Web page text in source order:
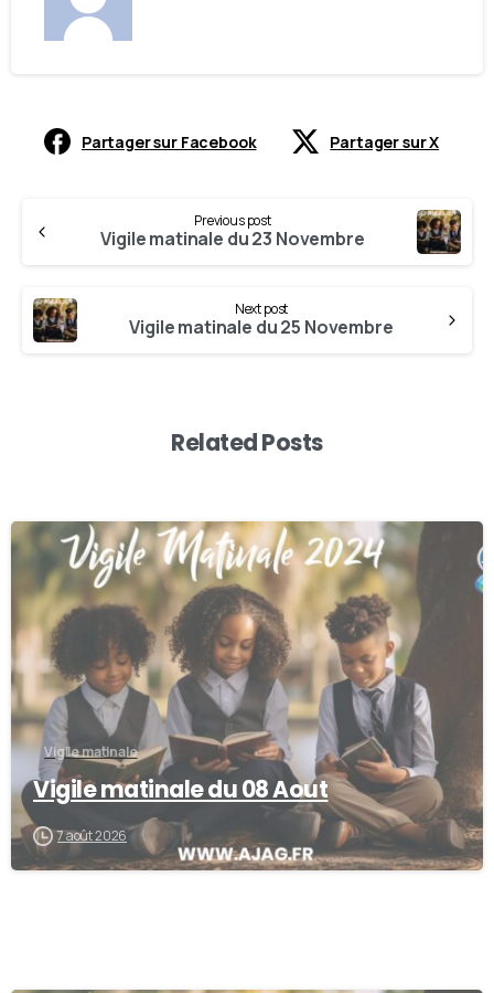
Partager sur Facebook Partager sur X
Previous post
Vigile matinale du 23 Novembre
Next post
Vigile matinale du 25 Novembre
Related Posts
Vigile matinale
Vigile matinale du 08 Aout
7 août 2026